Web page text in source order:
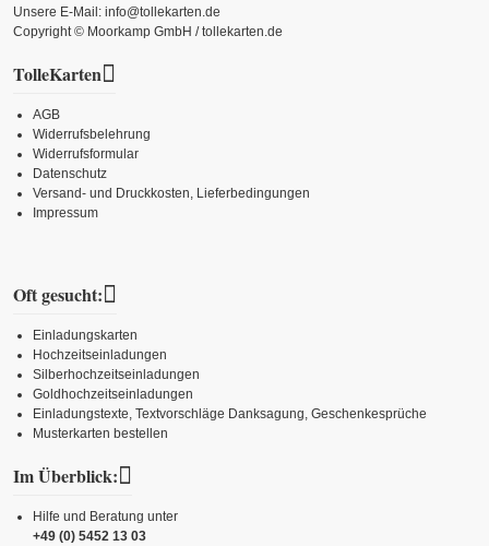
Unsere E-Mail: info@tollekarten.de
Copyright © Moorkamp GmbH / tollekarten.de
TolleKarten
AGB
Widerrufsbelehrung
Widerrufsformular
Datenschutz
Versand- und Druckkosten, Lieferbedingungen
Impressum
Oft gesucht:
Einladungskarten
Hochzeitseinladungen
Silberhochzeitseinladungen
Goldhochzeitseinladungen
Einladungstexte, Textvorschläge Danksagung, Geschenkesprüche
Musterkarten bestellen
Im Überblick:
Hilfe und Beratung unter
+49 (0) 5452 13 03